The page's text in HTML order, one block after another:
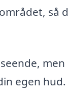
så
egen